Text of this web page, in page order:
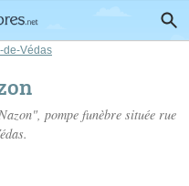
de-Védas
pompe funèbre située rue